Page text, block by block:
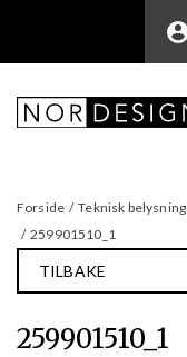
Forside / Teknisk belysning
/ 259901510_1
TILBAKE
259901510_1